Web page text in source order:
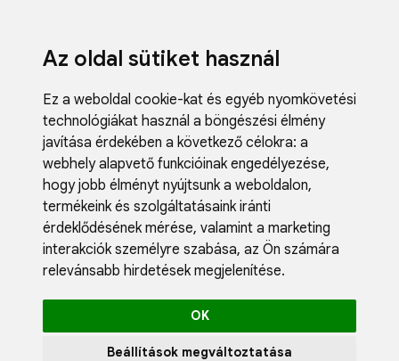
Az oldal sütiket használ
Ez a weboldal cookie-kat és egyéb nyomkövetési
technológiákat használ a böngészési élmény
javítása érdekében a következő célokra: a
webhely alapvető funkcióinak engedélyezése,
hogy jobb élményt nyújtsunk a weboldalon,
termékeink és szolgáltatásaink iránti
érdeklődésének mérése, valamint a marketing
interakciók személyre szabása, az Ön számára
relevánsabb hirdetések megjelenítése.
OK
Beállítások megváltoztatása
Blog